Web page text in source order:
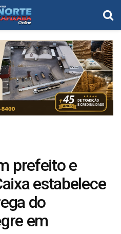
prefeito e
estabelece
do
em